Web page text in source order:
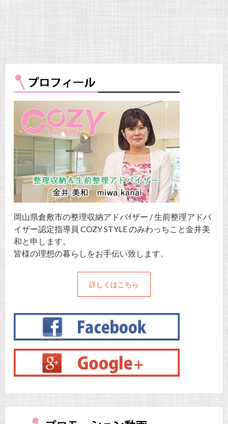
岡山県倉敷市の整理収納アドバｲザー / 生前整理アドバ
イザー認定指導員 COZY STYLE のみわっちこと金井美
和と申します。
皆様の理想の暮らしをお手伝い致します。
詳しくはこちら